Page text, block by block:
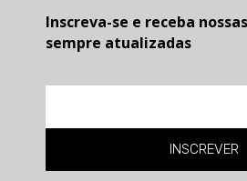
Inscreva-se e receba
sempre atualizadas
INSCREVER